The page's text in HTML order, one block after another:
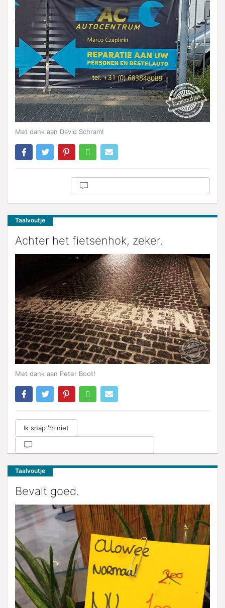
Met dank aan David Schram!
Taalvoutje
Achter het fietsenhok, zeker.
Met dank aan Peter Boot!
Ik snap 'm niet
Taalvoutje
Bevalt goed.